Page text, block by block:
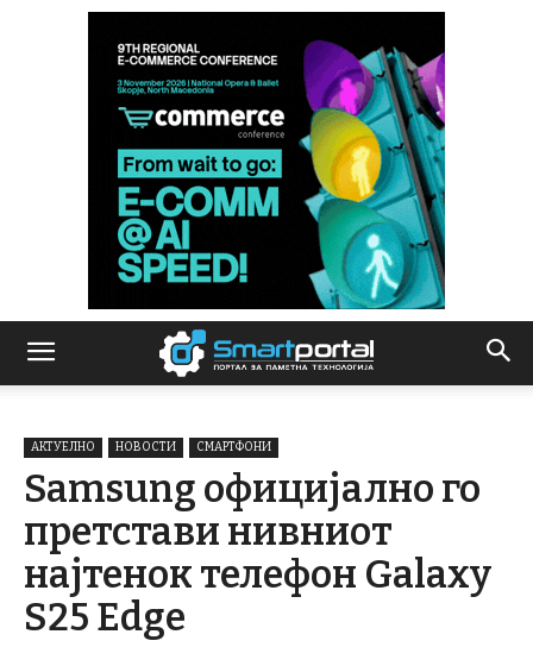
АКТУЕЛНО НОВОСТИ СМАРТФОНИ
Samsung официјално го
претстави нивниот
најтенок телефон Galaxy
S25 Edge